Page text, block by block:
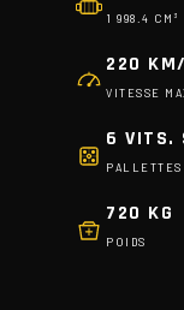
1 998.4 CM³
220
VITESSE
6 VITS.
720 KG
POIDS